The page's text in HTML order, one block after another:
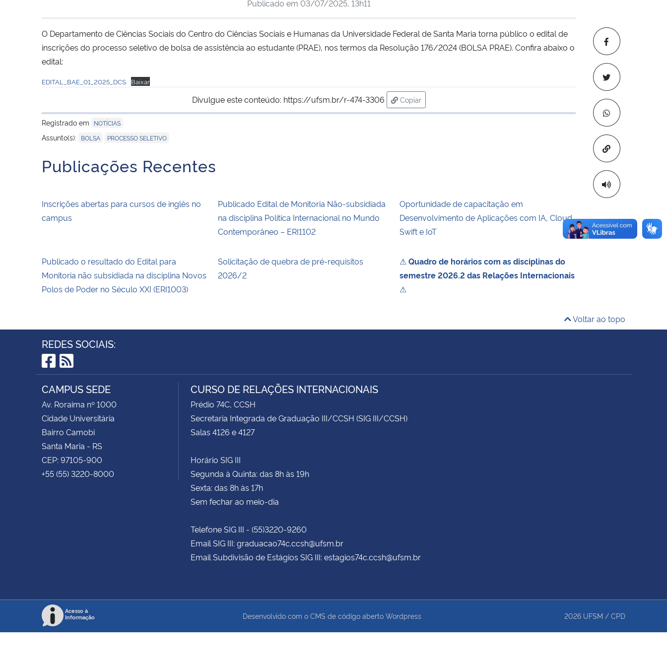
Copiar para
Publicado em 03/07/2025, 13h11
O Departamento de Ciências Sociais do Centro do Ciências Sociais e Humanas da Universidade Federal de Santa Maria torna público o edital de
inscrições do processo seletivo de bolsa de assistência ao estudante (PRAE), nos termos da Resolução 176/2024 (BOLSA PRAE). Confira abaixo o
edital:
EDITAL_BAE_01_2025_DCS Baixar
Divulgue este conteúdo: https://ufsm.br/r-474-3306
Copiar
para área de transferência
Registrado em
NOTÍCIAS
Assunto(s): BOLSA PROCESSO SELETIVO
Publicações Recentes
Inscrições abertas para cursos de inglês no
campus
Publicado Edital de Monitoria Não-subsidiada
na disciplina Política Internacional no Mundo
Contemporâneo – ERI1102
Oportunidade de capacitação em
Desenvolvimento de Aplicações com IA, Cloud,
Swift e IoT
Publicado o resultado do Edital para
Monitoria não subsidiada na disciplina Novos
Polos de Poder no Século XXI (ERI1003)
Solicitação de quebra de pré-requisitos
2026/2
⚠Quadro de horários com as disciplinas do
semestre 2026.2 das Relações Internacionais
⚠
Voltar ao topo
REDES SOCIAIS:
Facebook
RSS
CAMPUS SEDE
Av. Roraima nº 1000
Cidade Universitária
Bairro Camobi
Santa Maria - RS
CEP: 97105-900
+55 (55) 3220-8000
CURSO DE RELAÇÕES INTERNACIONAIS
Prédio 74C, CCSH
Secretaria Integrada de Graduação III/CCSH (SIG III/CCSH)
Salas 4126 e 4127
Horário SIG III
Segunda à Quinta: das 8h às 19h
Sexta: das 8h às 17h
Sem fechar ao meio-dia
Telefone SIG III - (55)3220-9260
Email SIG III: graduacao74c.ccsh@ufsm.br
Email Subdivisão de Estágios SIG III: estagios74c.ccsh@ufsm.br
Acesso à
Informação
Desenvolvido com o CMS de código aberto Wordpress 2026 UFSM / CPD